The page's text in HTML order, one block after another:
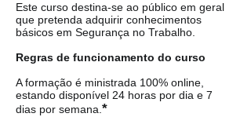
Este curso destina-se ao público em geral
que pretenda adquirir conhecimentos
básicos em Segurança no Trabalho.
Regras de funcionamento do curso
A formação é ministrada 100% online,
estando disponível 24 horas por dia e 7
dias por semana. *